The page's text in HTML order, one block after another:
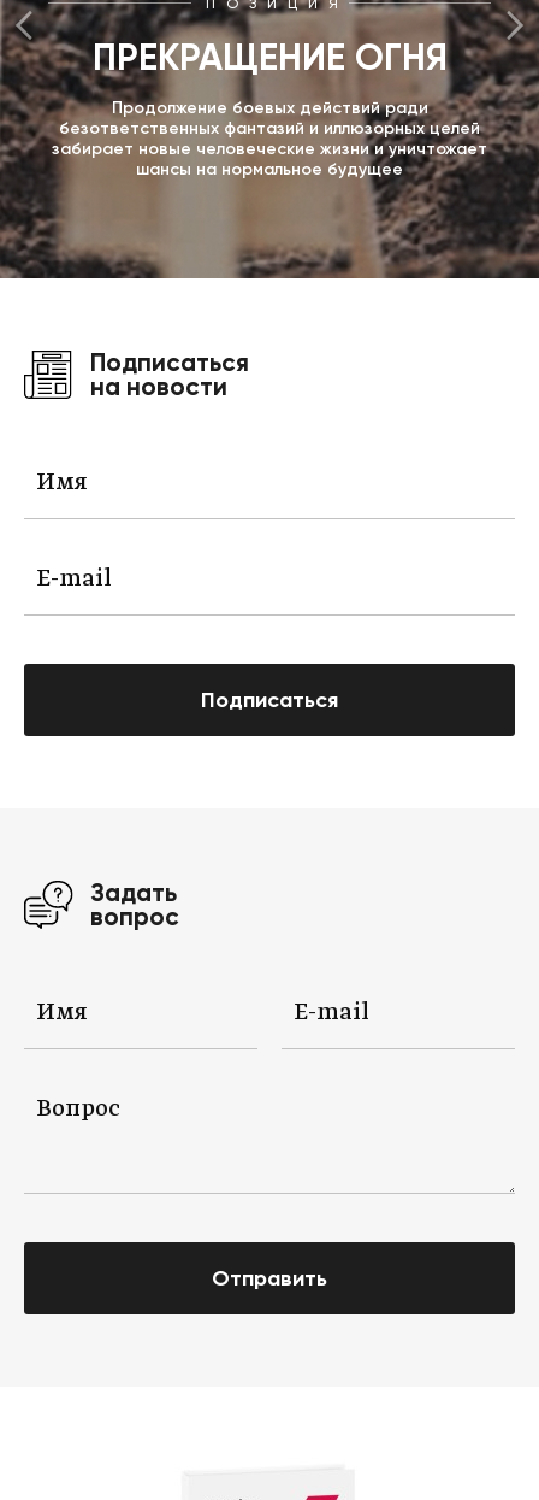
ПРЕКРАЩЕНИЕ ОГНЯ
Продолжение боевых действий ради
безответственных фантазий и иллюзорных целей
забирает новые человеческие жизни и уничтожает
шансы на нормальное будущее
Подписаться
на новости
Подписаться
Задать
вопрос
Отправить